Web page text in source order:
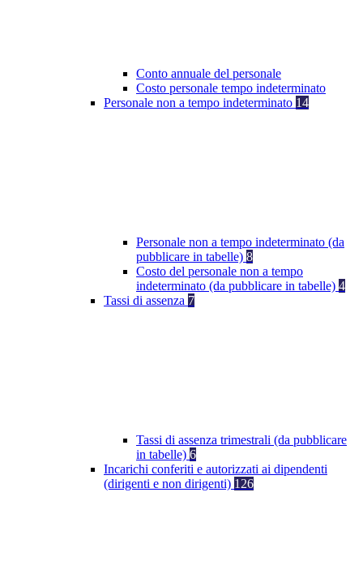
Conto annuale del personale
Costo personale tempo indeterminato
Personale non a tempo indeterminato 14
Personale non a tempo indeterminato (da
pubblicare in tabelle) 8
Costo del personale non a tempo
indeterminato (da pubblicare in tabelle) 4
Tassi di assenza 7
Tassi di assenza trimestrali (da pubblicare
in tabelle) 6
Incarichi conferiti e autorizzati ai dipendenti
(dirigenti e non dirigenti) 126